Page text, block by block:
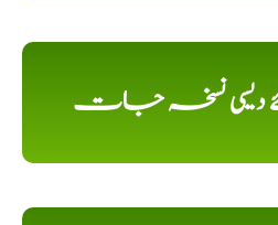
دیسی نسخہ جات